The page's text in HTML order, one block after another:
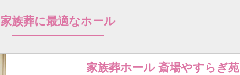
家族葬に最適なホール
家族葬ホール 斎場やすらぎ苑